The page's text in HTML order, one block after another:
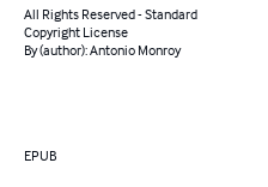
All Rights Reserved - Standard
Copyright License
By (author): Antonio Monroy
EPUB